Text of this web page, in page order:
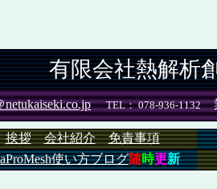
有限会社熱解析
TEL： 078-936-1132
挨拶 会社紹介
免責事項
使い方ブログ随時更新